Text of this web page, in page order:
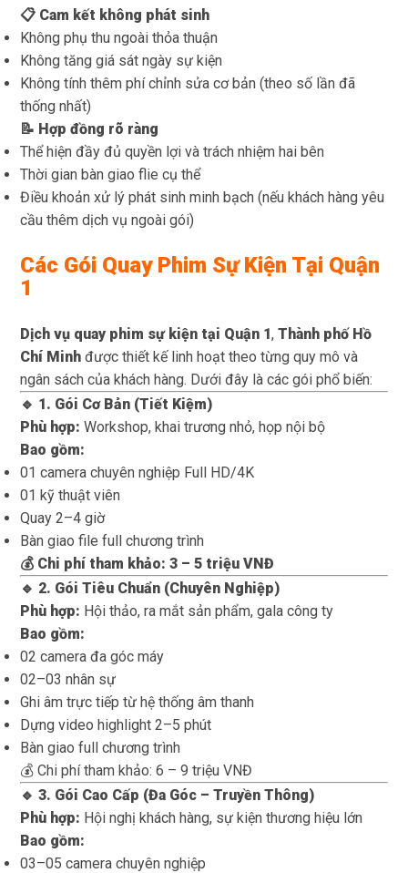
📋 Cam kết không phát sinh
Không phụ thu ngoài thỏa thuận
Không tăng giá sát ngày sự kiện
Không tính thêm phí chỉnh sửa cơ bản (theo số lần đã
thống nhất)
📝 Hợp đồng rõ ràng
Thể hiện đầy đủ quyền lợi và trách nhiệm hai bên
Thời gian bàn giao flie cụ thể
Điều khoản xử lý phát sinh minh bạch (nếu khách hàng yêu
cầu thêm dịch vụ ngoài gói)
Các Gói Quay Phim Sự Kiện Tại Quận
1
Dịch vụ quay phim sự kiện tại Quận 1,Thành phố Hồ
Chí Minh được thiết kế linh hoạt theo từng quy mô và
ngân sách của khách hàng. Dưới đây là các gói phổ biến:
🔹 1. Gói Cơ Bản (Tiết Kiệm)
Phù hợp: Workshop, khai trương nhỏ, họp nội bộ
Bao gồm:
01 camera chuyên nghiệp Full HD/4K
01 kỹ thuật viên
Quay 2–4 giờ
Bàn giao file full chương trình
💰 Chi phí tham khảo: 3 – 5 triệu VNĐ
🔹 2. Gói Tiêu Chuẩn (Chuyên Nghiệp)
Phù hợp: Hội thảo, ra mắt sản phẩm, gala công ty
Bao gồm:
02 camera đa góc máy
02–03 nhân sự
Ghi âm trực tiếp từ hệ thống âm thanh
Dựng video highlight 2–5 phút
Bàn giao full chương trình
💰 Chi phí tham khảo: 6 – 9 triệu VNĐ
🔹 3. Gói Cao Cấp (Đa Góc – Truyền Thông)
Phù hợp: Hội nghị khách hàng, sự kiện thương hiệu lớn
Bao gồm:
03–05 camera chuyên nghiệp